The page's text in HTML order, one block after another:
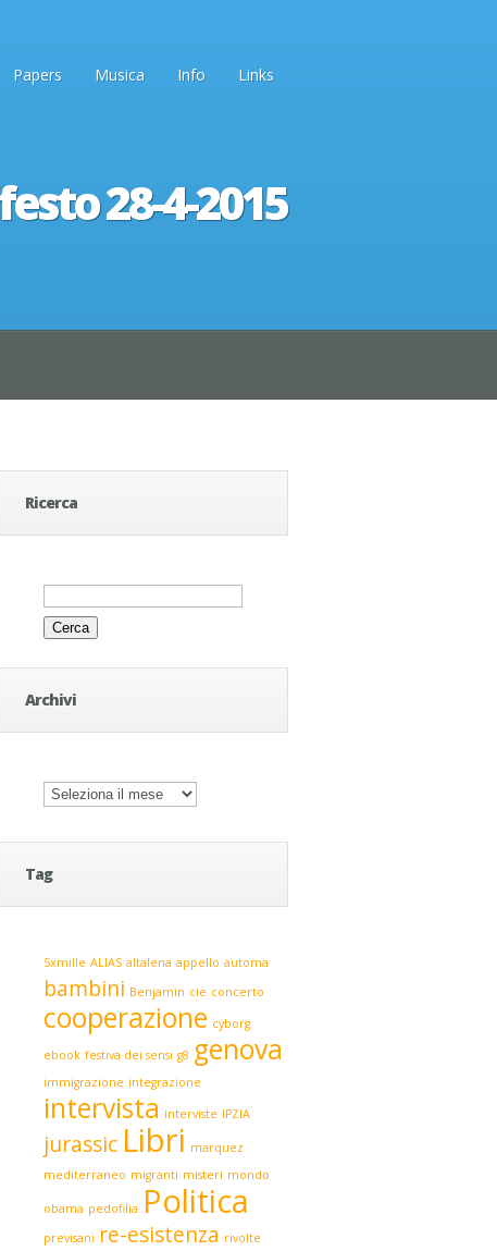
Papers Musica Info Links
28-4-2015
Ricerca
Ricerca
per:
Archivi
Archivi
Tag
5xmille ALIAS altalena appello automa
bambini Benjamin cie concerto
cooperazione cyborg
ebook festiva dei sensi g8 genova
immigrazione integrazione
intervista interviste IPZIA
jurassic Libri marquez
mediterraneo migranti misteri mondo
obama pedofilia Politica
previsani re-esistenza rivolte